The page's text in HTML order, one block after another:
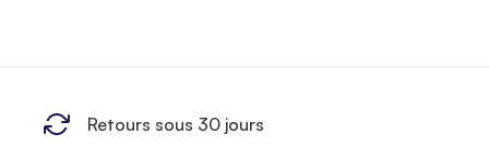
Retours sous 30 jours